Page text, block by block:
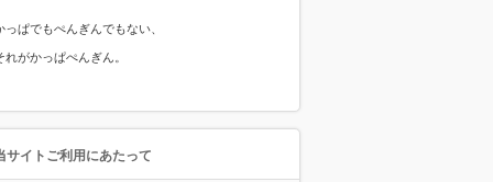
っぱでもぺんぎんでもない、
れがかっぱぺんぎん。
サイトご利用にあたって